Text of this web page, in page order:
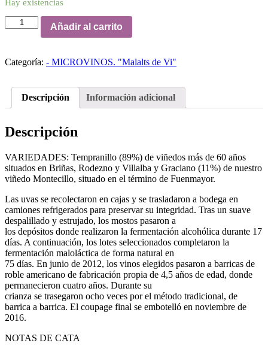
Hay existencias
RIOJA
ALTA
904"
cantidad
Añadir al carrito
Categoría: - MICROVINOS. "Malalts de Vi"
Descripción Información adicional
Descripción
VARIEDADES: Tempranillo (89%) de viñedos más de 60 años
situados en Briñas, Rodezno y Villalba y Graciano (11%) de nuestro
viñedo Montecillo, situado en el término de Fuenmayor.
Las uvas se recolectaron en cajas y se trasladaron a bodega en
camiones refrigerados para preservar su integridad. Tras un suave
despalillado y estrujado, los mostos pasaron a
los depósitos donde realizaron la fermentación alcohólica durante 17
días. A continuación, los lotes seleccionados completaron la
fermentación maloláctica de forma natural en
75 días. En junio de 2012, los vinos elegidos pasaron a barricas de
roble americano de fabricación propia de 4,5 años de edad, donde
permanecieron cuatro años. Durante su
crianza se trasegaron ocho veces por el método tradicional, de
barrica a barrica. El coupage final se embotelló en noviembre de
2016.
NOTAS DE CATA